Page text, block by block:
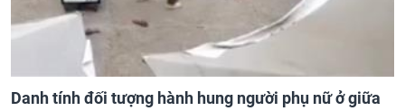
Danh tính đối tượng hành hung người phụ nữ ở giữa